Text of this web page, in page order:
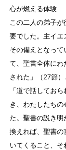
心が燃える体験
この二人の弟子
要でした。主イエ
その備えとなっ
て、聖書全体にわ
された」（27節
「道で話してお
き、わたしたち
た。聖書の説き
換えれば、聖書の
いてくること、